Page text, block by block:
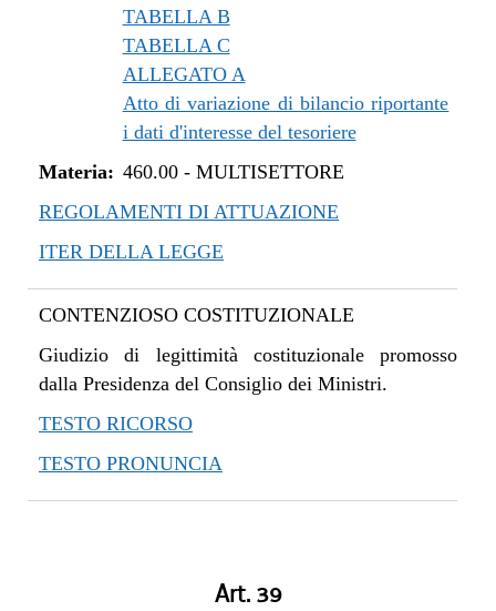
TABELLA B
TABELLA C
ALLEGATO A
Atto di variazione di bilancio riportante
i dati d'interesse del tesoriere
Materia: 460.00- MULTISETTORE
REGOLAMENTI DI ATTUAZIONE
ITER DELLA LEGGE
CONTENZIOSO COSTITUZIONALE
Giudizio di legittimità costituzionale promosso
dalla Presidenza del Consiglio dei Ministri.
TESTO RICORSO
TESTO PRONUNCIA
Art. 39